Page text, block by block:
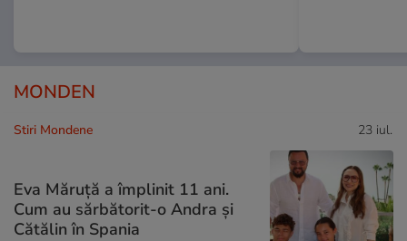
MONDEN
Stiri Mondene 23 iul.
Eva Măruță a împlinit 11 ani.
Cum au sărbătorit-o Andra și
Cătălin în Spania